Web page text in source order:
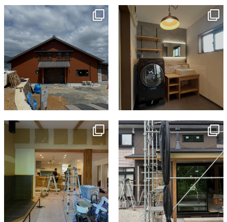
tomohouseinc
tomohouseinc
7月 13
tomohouseinc
tomohouseinc
6月 3